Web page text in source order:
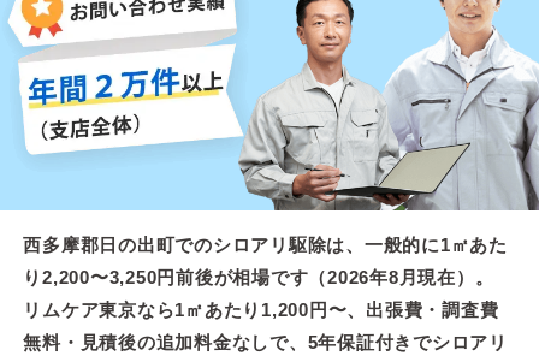
西多摩郡日の出町でのシロアリ駆除は、一般的に1㎡あた
り2,200〜3,250円前後が相場です（2026年8月現在）。
リムケア東京なら1㎡あたり1,200円〜、出張費・調査費
無料・見積後の追加料金なしで、5年保証付きでシロアリ